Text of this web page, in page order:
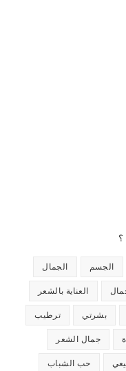
؟
الجسم الجمال
العناية بالشعر
بشرتي ترطيب
جمال الشعر
حب الشباب